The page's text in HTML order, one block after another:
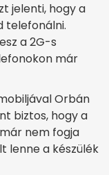
jelenti, hogy a
telefonálni.
a 2G-s
már
Orbán
biztos, hogy a
nem fogja
lenne a készülék